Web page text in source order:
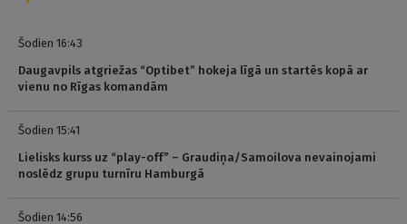
Šodien 16:43
Daugavpils atgriežas “Optibet” hokeja līgā un startēs kopā ar
vienu no Rīgas komandām
Šodien 15:41
Lielisks kurss uz “play-off” – Graudiņa/Samoilova nevainojami
noslēdz grupu turnīru Hamburgā
Šodien 14:56